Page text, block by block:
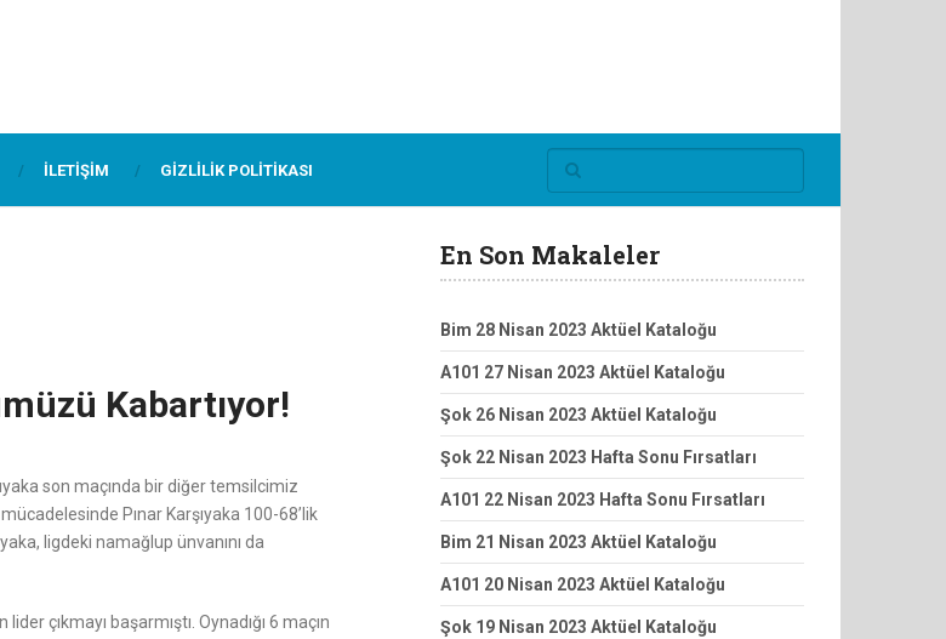
İLETIŞIM GIZLILIK POLITIKASI
Kabartıyor!
son maçında bir diğer temsilcimiz
Pınar Karşıyaka 100-68’lik
ligdeki namağlup ünvanını da
çıkmayı başarmıştı. Oynadığı 6 maçın
En Son Makaleler
Bim 28 Nisan 2023 Aktüel Kataloğu
A101 27 Nisan 2023 Aktüel Kataloğu
Şok 26 Nisan 2023 Aktüel Kataloğu
Şok 22 Nisan 2023 Hafta Sonu Fırsatları
A101 22 Nisan 2023 Hafta Sonu Fırsatları
Bim 21 Nisan 2023 Aktüel Kataloğu
A101 20 Nisan 2023 Aktüel Kataloğu
Şok 19 Nisan 2023 Aktüel Kataloğu